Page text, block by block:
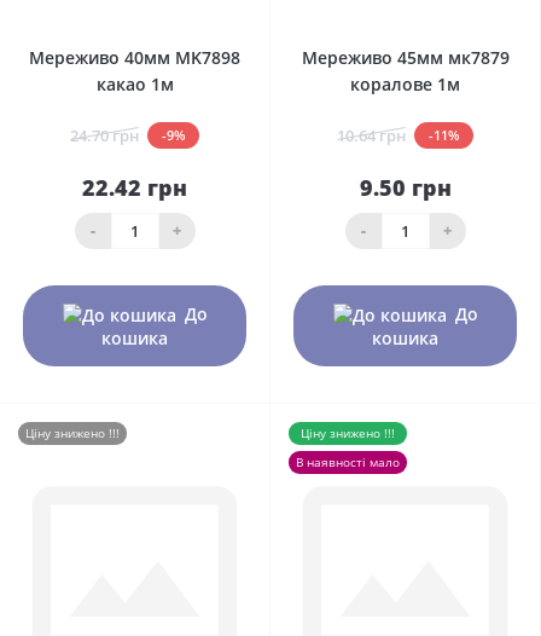
Мереживо 40мм MK7898
какао 1м
24.70 грн -9%
22.42 грн
- +
До
кошика
Мереживо 45мм мк7879
коралове 1м
10.64 грн -11%
9.50 грн
- +
До
кошика
Ціну знижено !!!
Ціну знижено !!!
В наявності мало